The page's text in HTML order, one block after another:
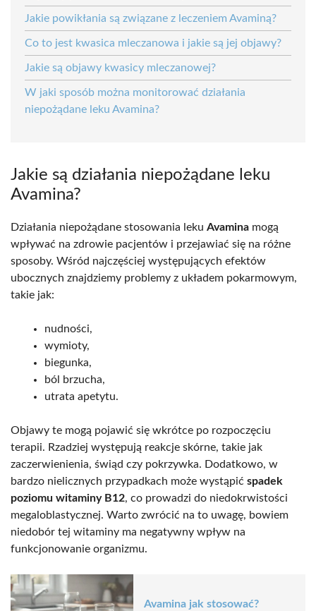
Jakie powikłania są związane z leczeniem Avaminą?
Co to jest kwasica mleczanowa i jakie są jej objawy?
Jakie są objawy kwasicy mleczanowej?
W jaki sposób można monitorować działania
niepożądane leku Avamina?
Jakie są działania niepożądane leku
Avamina?
Działania niepożądane stosowania leku Avamina mogą
wpływać na zdrowie pacjentów i przejawiać się na różne
sposoby. Wśród najczęściej występujących efektów
ubocznych znajdziemy problemy z układem pokarmowym,
takie jak:
nudności,
wymioty,
biegunka,
ból brzucha,
utrata apetytu.
Objawy te mogą pojawić się wkrótce po rozpoczęciu
terapii. Rzadziej występują reakcje skórne, takie jak
zaczerwienienia, świąd czy pokrzywka. Dodatkowo, w
bardzo nielicznych przypadkach może wystąpić spadek
poziomu witaminy B12, co prowadzi do niedokrwistości
megaloblastycznej. Warto zwrócić na to uwagę, bowiem
niedobór tej witaminy ma negatywny wpływ na
funkcjonowanie organizmu.
Avamina jak stosować?